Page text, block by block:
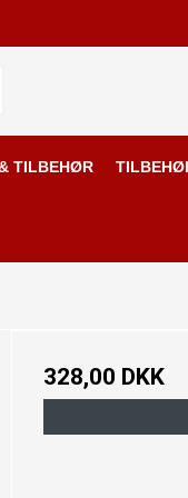
TILBEHØR
328,00 DKK